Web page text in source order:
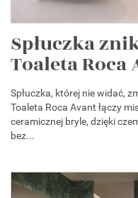
Spłuczka
Toaleta Roca
Spłuczka, której nie widać,
Toaleta Roca Avant łączy
ceramicznej bryle, dzięki
bez...